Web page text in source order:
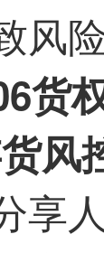
风
货
风
享